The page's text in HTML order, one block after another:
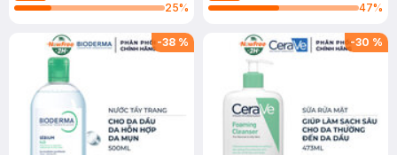
25%
47%
-38 % -30 %